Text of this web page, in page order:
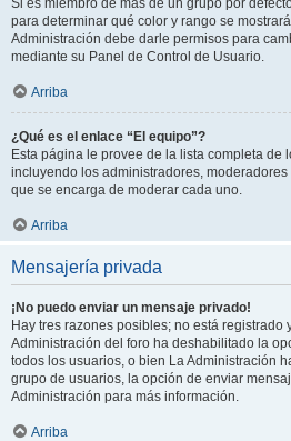
Si es miembro de más de un grupo por
para determinar qué color y rango se
Administración debe darle permisos para
mediante su Panel de Control de Usuario.
Arriba
¿Qué es el enlace “El equipo”?
Esta página le provee de la lista completa de
incluyendo los administradores,
que se encarga de moderar cada uno.
Arriba
Mensajería privada
¡No puedo enviar un mensaje privado!
Hay tres razones posibles; no está registrado
Administración del foro ha deshabilitado la
todos los usuarios, o bien La Administración
grupo de usuarios, la opción de enviar
Administración para más información.
Arriba